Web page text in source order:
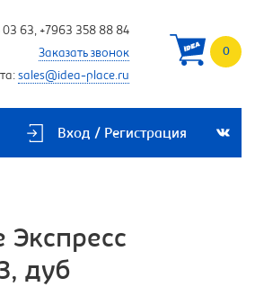
03 63, +7963 358 88 84
Заказать звонок
sales@idea-place.ru
0
Вход / Регистрация
дуб